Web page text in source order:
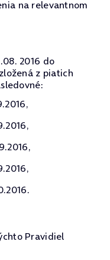
na relevantnom
2016 do
z piatich
Pravidiel